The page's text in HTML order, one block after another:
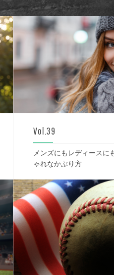
Vol.39
メンズにもレディースに
ゃれなかぶり方